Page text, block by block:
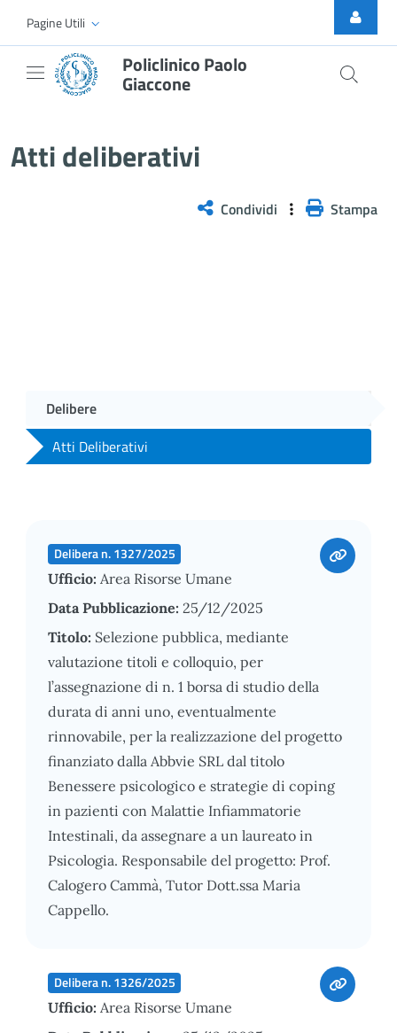
Skip to Main Content
Pagine Utili
Policlinico Paolo
Giaccone
Atti deliberativi
Condividi Stampa
Delibere
Atti Deliberativi
Delibera n. 1327/2025
Ufficio: Area Risorse Umane
Data Pubblicazione: 25/12/2025
Titolo: Selezione pubblica, mediante
valutazione titoli e colloquio, per
l’assegnazione di n. 1 borsa di studio della
durata di anni uno, eventualmente
rinnovabile, per la realizzazione del progetto
finanziato dalla Abbvie SRL dal titolo
Benessere psicologico e strategie di coping
in pazienti con Malattie Infiammatorie
Intestinali, da assegnare a un laureato in
Psicologia. Responsabile del progetto: Prof.
Calogero Cammà, Tutor Dott.ssa Maria
Cappello.
Delibera n. 1326/2025
Ufficio: Area Risorse Umane